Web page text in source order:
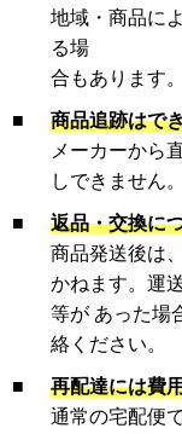
地域・商品に
る場
合もあります
■
商品追跡はで
メーカーから
しできません。
■
返品・交換に
商品発送後は
かねます。運
等が あった場
絡ください。
■
再配達には費
通常の宅配便